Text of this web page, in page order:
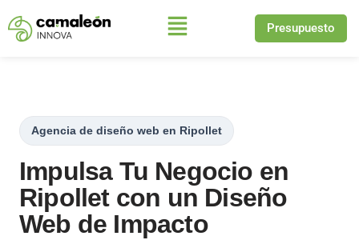
Saltar
Presupuesto
Agencia de diseño web en Ripollet
Impulsa Tu Negocio en
Ripollet con un Diseño
Web de Impacto